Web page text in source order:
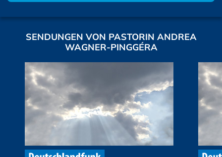
SENDUNGEN VON PASTORIN ANDREA
WAGNER-PINGGÉRA